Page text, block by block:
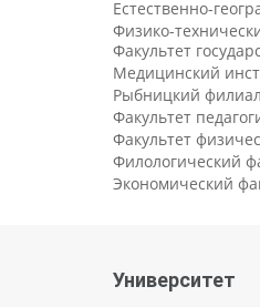
Естественно-
Физико-
Факультет
Медицинский
Рыбницкий филиал
Факультет
Факультет
Филологический
Экономический
Университет